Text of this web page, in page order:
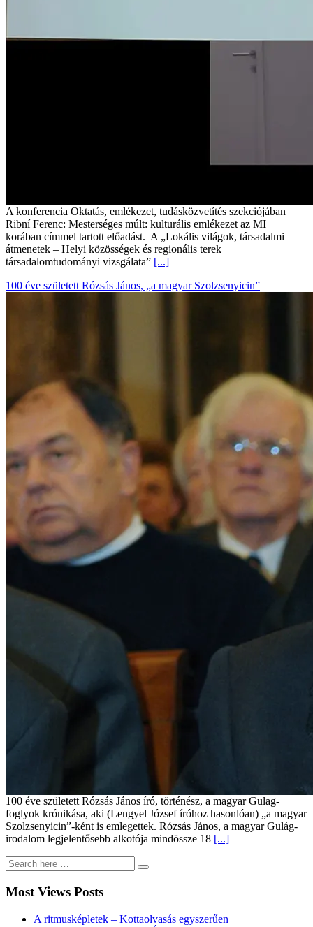
A konferencia Oktatás, emlékezet, tudásközvetítés szekciójában
Ribní Ferenc: Mesterséges múlt: kulturális emlékezet az MI
korában címmel tartott előadást. A „Lokális világok, társadalmi
átmenetek – Helyi közösségek és regionális terek
társadalomtudományi vizsgálata” [...]
100 éve született Rózsás János, „a magyar Szolzsenyicin”
100 éve született Rózsás János író, történész, a magyar Gulag-
foglyok krónikása, aki (Lengyel József íróhoz hasonlóan) „a magyar
Szolzsenyicin”-ként is emlegettek. Rózsás János, a magyar Gulág-
irodalom legjelentősebb alkotója mindössze 18 [...]
Most Views Posts
A ritmusképletek – Kottaolvasás egyszerűen